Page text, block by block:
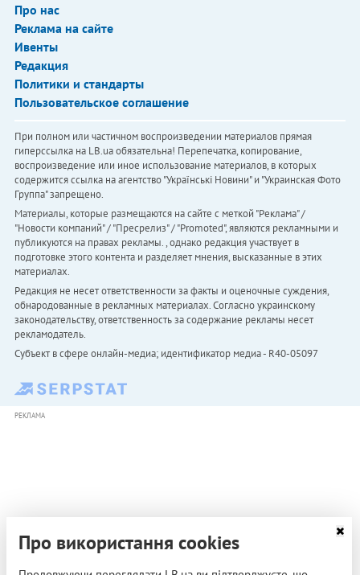
Про нас
Реклама на сайте
Ивенты
Редакция
Политики и стандарты
Пользовательское соглашение
При полном или частичном воспроизведении материалов прямая
гиперссылка на LB.ua обязательна! Перепечатка, копирование,
воспроизведение или иное использование материалов, в которых
содержится ссылка на агентство "Українськi Новини" и "Украинская Фото
Группа" запрещено.
Материалы, которые размещаются на сайте с меткой "Реклама" /
"Новости компаний" / "Пресрелиз" / "Promoted", являются рекламными и
публикуются на правах рекламы. , однако редакция участвует в
подготовке этого контента и разделяет мнения, высказанные в этих
материалах.
Редакция не несет ответственности за факты и оценочные суждения,
обнародованные в рекламных материалах. Согласно украинскому
законодательству, ответственность за содержание рекламы несет
рекламодатель.
Субъект в сфере онлайн-медиа; идентификатор медиа - R40-05097
РЕКЛАМА
Про використання cookies